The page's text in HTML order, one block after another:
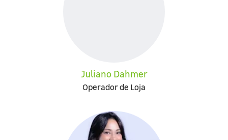
Juliano Dahmer
Operador de Loja